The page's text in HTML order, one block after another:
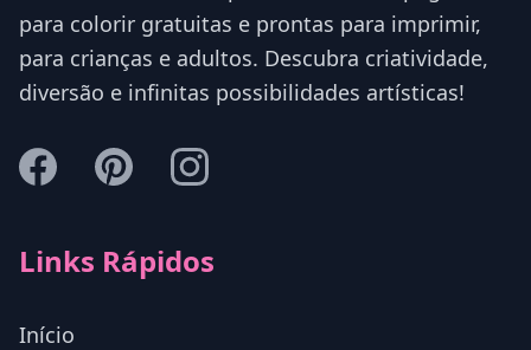
para colorir gratuitas e prontas para imprimir,
para crianças e adultos. Descubra criatividade,
diversão e infinitas possibilidades artísticas!
Links Rápidos
Início